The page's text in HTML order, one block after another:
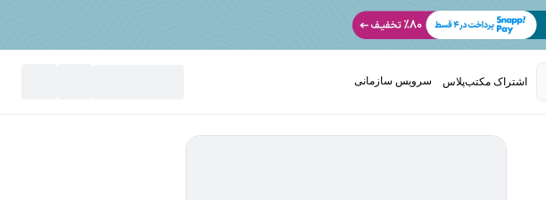
اشتراک مکتب‌پلاس سرویس سازمانی